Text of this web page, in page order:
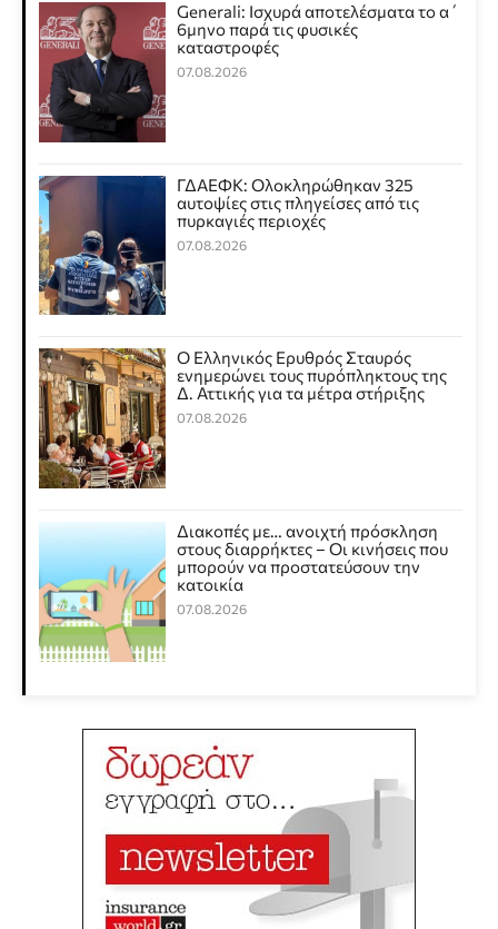
Generali: Ισχυρά αποτελέσματα το α΄
6μηνο παρά τις φυσικές
καταστροφές
07.08.2026
ΓΔΑΕΦΚ: Ολοκληρώθηκαν 325
αυτοψίες στις πληγείσες από τις
πυρκαγιές περιοχές
07.08.2026
Ο Ελληνικός Ερυθρός Σταυρός
ενημερώνει τους πυρόπληκτους της
Δ. Αττικής για τα μέτρα στήριξης
07.08.2026
Διακοπές με… ανοιχτή πρόσκληση
στους διαρρήκτες – Οι κινήσεις που
μπορούν να προστατεύσουν την
κατοικία
07.08.2026